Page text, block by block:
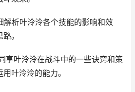
解析叶泠泠各个技能的影响和效
。
享叶泠泠在战斗中的一些诀窍和策
叶泠泠的能力。